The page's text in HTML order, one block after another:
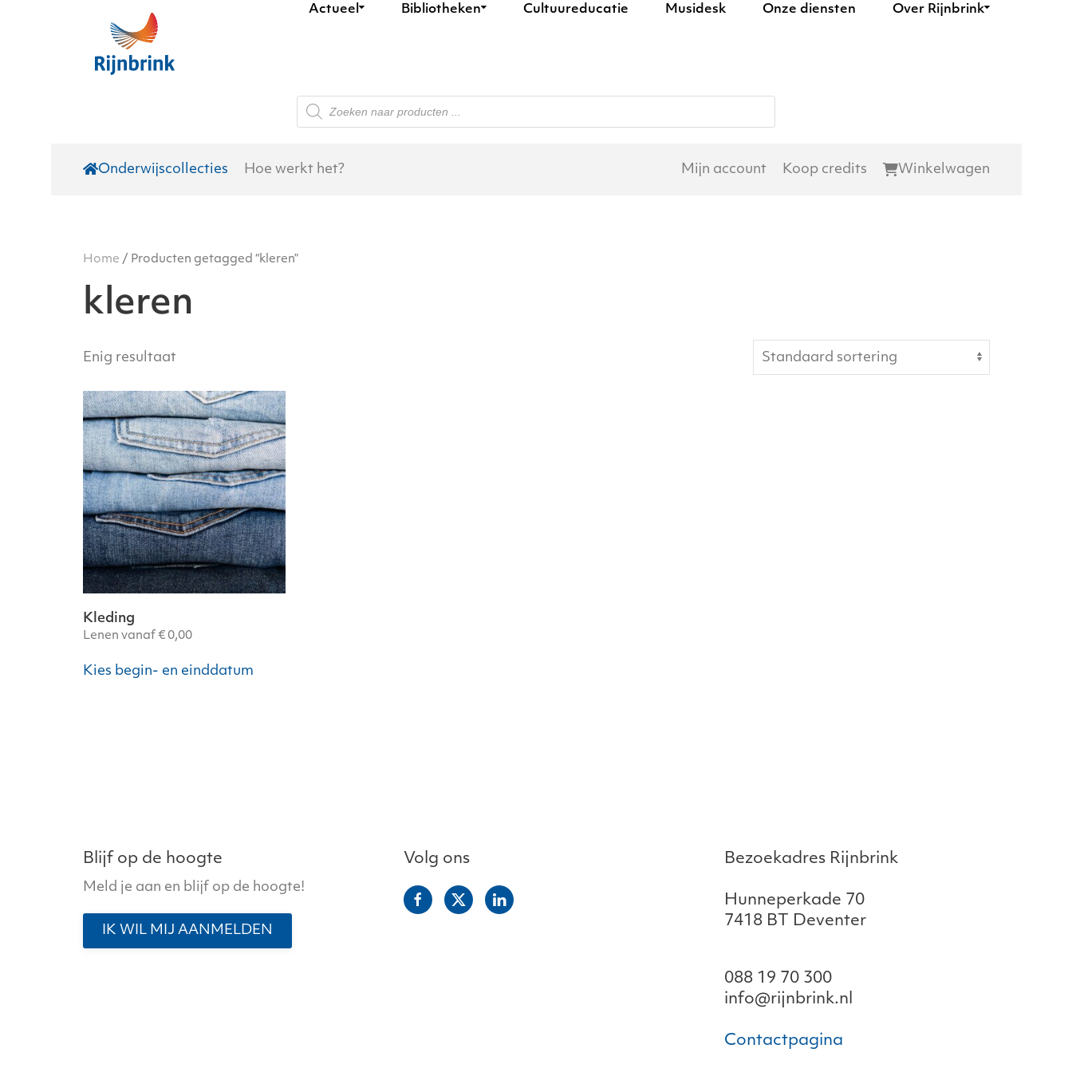
Skip to main content
Actueel Bibliotheken Cultuureducatie Musidesk Onze diensten Over Rijnbrink
Producten
zoeken
Onderwijscollecties Hoe werkt het? Mijn account Koop credits Winkelwagen
Home / Producten getagged “kleren”
kleren
Enig resultaat
Kleding
Lenen vanaf €0,00
Kies begin- en einddatumproduct
productpagina
Blijf op de hoogte
Meld je aan en blijf op de hoogte!
IK WIL MIJ AANMELDEN
Volg ons Bezoekadres Rijnbrink
Hunneperkade 70
7418 BT Deventer
088 19 70 300
info@rijnbrink.nl
Contactpagina